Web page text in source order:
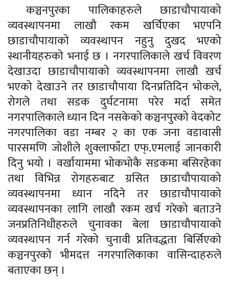
कञ्चनपुरका पालिकाहरुले छाडाचौपायाको
व्यवस्थापनमा लाखौ रकम खर्चिएका भएपनि
छाडाचौपायाको व्यवस्थापन नहुनु दुखद भएको
स्थानीयहरुको भनाई छ । नगरपालिकाले खर्च विवरण
देखाउदा छाडाचौपायाको व्यवस्थापनमा लाखौ खर्च
भएको देखाउने तर छाडाचौपाया दिनप्रतिदिन भोकले,
रोगले तथा सडक दुर्घटनामा परेर मर्दा समेत
नगरपालिकाले ध्यान दिन नसकेको कञ्चनपुरको वेदकोट
नगरपालिका वडा नम्बर २ का एक जना वडावासी
पारसमणि जोशीले शुक्लाफाँटा एफ्.एमलाई जानकारी
दिनु भयो । वर्खायाममा भोकभोकै सडकमा बसिरहेका
तथा विभिन्न रोगहरुबाट ग्रसित छाडाचौपायाको
व्यवस्थापनमा ध्यान नदिने तर छाडाचौपायाको
व्यवस्थापनका लागि लाखौ रकम खर्च गरेको बताउने
जनप्रतिनिधीहरुले चुनावका बेला छाडाचौपायाको
व्यवस्थापन गर्न गरेको चुनावी प्रतिवद्धता बिर्सिएको
कञ्चनपुरको भीमदत्त नगरपालिकाका वासिन्दाहरुले
बताएका छन् ।